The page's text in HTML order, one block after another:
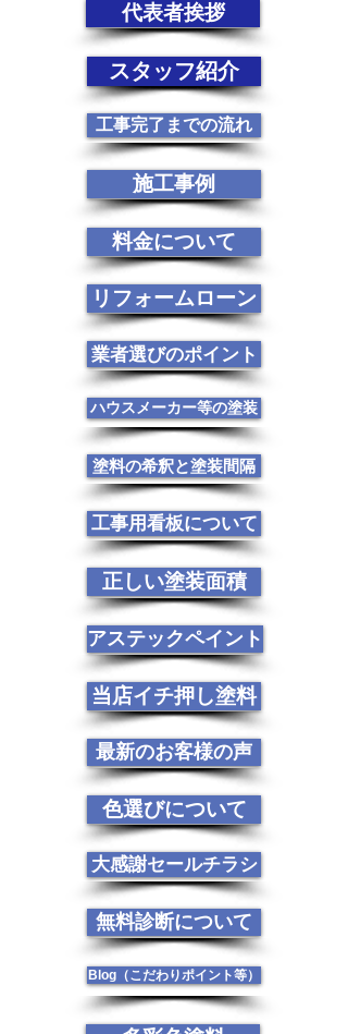
代表者挨拶
スタッフ紹介
工事完了までの流れ
施工事例
料金について
リフォームローン
業者選びのポイント
ハウスメーカー等の塗装
塗料の希釈と塗装間隔
工事用看板について
正しい塗装面積
アステックペイント
当店イチ押し塗料
最新のお客様の声
色選びについて
大感謝セールチラシ
無料診断について
Blog（こだわりポイント等）